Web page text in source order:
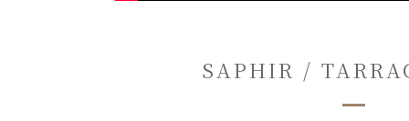
SAPHIR /